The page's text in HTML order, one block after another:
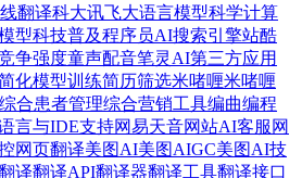
翻译科大讯飞大语言模型科学计算
型科技普及程序员AI搜索引擎站酷
争强度童声配音笔灵AI第三方应用
化模型训练简历筛选米啫喱米啫喱
综合患者管理综合营销工具编曲编程
言与IDE支持网易天音网站AI客服 网
网页翻译美图AI美图AIGC美图AI技
译翻译API翻译器翻译工具翻译接口